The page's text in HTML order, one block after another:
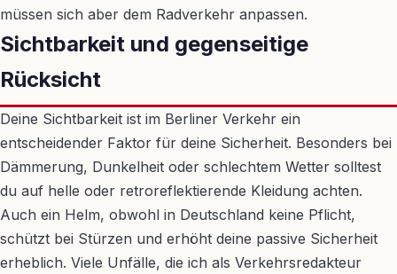
müssen sich aber dem Radverkehr anpassen.
Sichtbarkeit und gegenseitige
Rücksicht
Deine Sichtbarkeit ist im Berliner Verkehr ein
entscheidender Faktor für deine Sicherheit. Besonders bei
Dämmerung, Dunkelheit oder schlechtem Wetter solltest
du auf helle oder retroreflektierende Kleidung achten.
Auch ein Helm, obwohl in Deutschland keine Pflicht,
schützt bei Stürzen und erhöht deine passive Sicherheit
erheblich. Viele Unfälle, die ich als Verkehrsredakteur